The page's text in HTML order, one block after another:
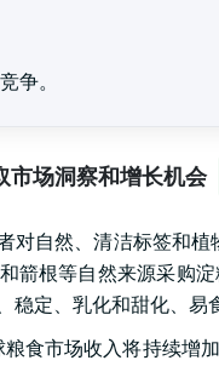
争。
市场洞察和增长机会
对自然、清洁标签和
箭根等自然来源采购
稳定、乳化和甜化、
食市场收入将持续